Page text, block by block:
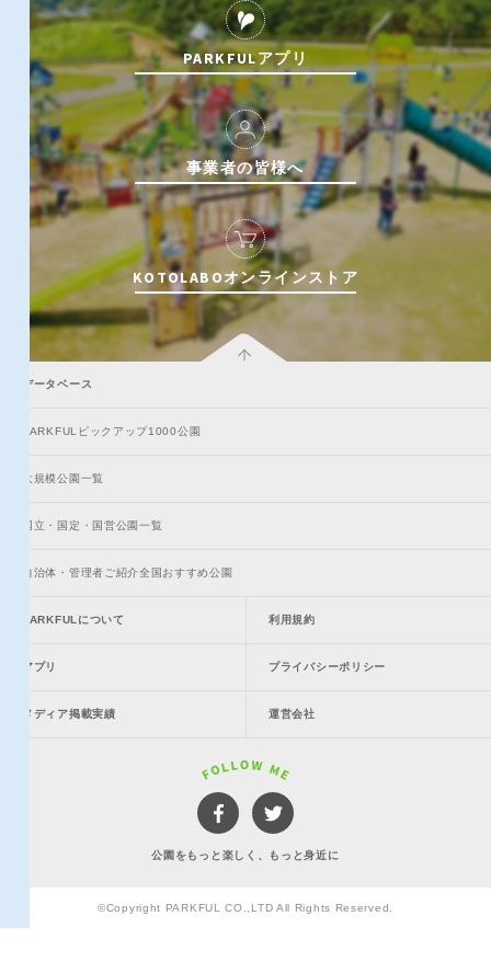
特徴で探す
PARKFULアプリ
事業者の皆様へ
KOTOLABOオンラインストア
データベース
PARKFULピックアップ1000公園
大規模公園一覧
国立・国定・国営公園一覧
自治体・管理者ご紹介全国おすすめ公園
PARKFULについて
アプリ
メディア掲載実績
利用規約
プライバシーポリシー
運営会社
公園をもっと楽しく、もっと身近に
©Copyright PARKFUL CO.,LTD All Rights Reserved.